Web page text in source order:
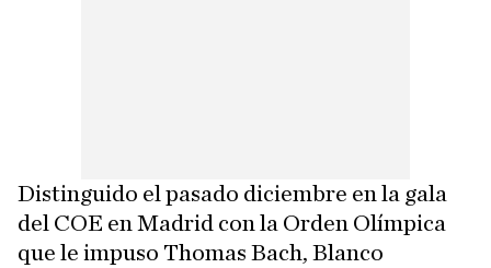
Distinguido el pasado diciembre en la gala
del COE en Madrid con la Orden Olímpica
que le impuso Thomas Bach, Blanco